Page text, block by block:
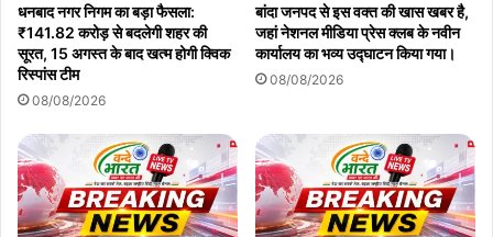
धनबाद नगर निगम का बड़ा फैसला:
₹141.82 करोड़ से बदलेगी शहर की
सूरत, 15 अगस्त के बाद खत्म होगी क्विक
रिस्पांस टीम
08/08/2026
बांदा जनपद से इस वक्त की खास खबर है,
जहां नेशनल मीडिया प्रेस क्लब के नवीन
कार्यालय का भव्य उद्घाटन किया गया।
08/08/2026